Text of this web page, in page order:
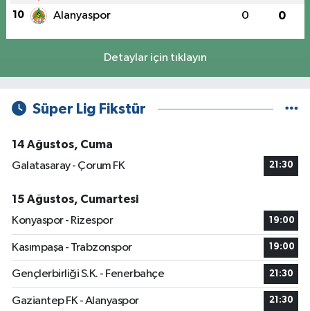
10 Alanyaspor 0 0
Detaylar için tıklayın
Süper Lig Fikstür
14 Ağustos, Cuma
Galatasaray - Çorum FK
21:30
15 Ağustos, Cumartesi
Konyaspor - Rizespor
19:00
Kasımpaşa - Trabzonspor 19:00
Gençlerbirliği S.K. - Fenerbahçe 21:30
Gaziantep FK - Alanyaspor 21:30